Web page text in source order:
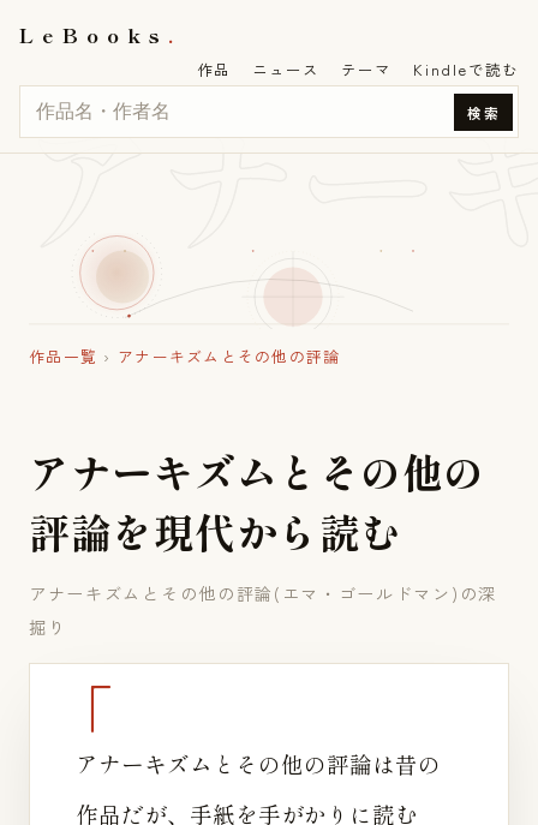
LeBooks
検索
作品 ニュース テーマ Kindleで読む
アナー
作品一覧 › アナーキズムとその他の評論
アナーキズム と そ の他の
評論を現代から 読む
アナーキズムとその他の評論(エマ・ゴールドマン)の深
掘り
アナーキズムとその他の評論は昔の
作品だが、手紙を手がかりに読む